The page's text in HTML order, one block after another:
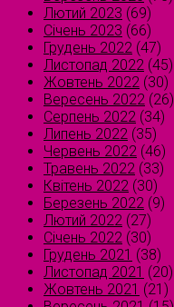
Лютий 2023 (69)
Січень 2023 (66)
Грудень 2022 (47)
Листопад 2022 (45)
Жовтень 2022 (30)
Вересень 2022 (26)
Серпень 2022 (34)
Липень 2022 (35)
Червень 2022 (46)
Травень 2022 (33)
Квітень 2022 (30)
Березень 2022 (9)
Лютий 2022 (27)
Січень 2022 (30)
Грудень 2021 (38)
Листопад 2021 (20)
Жовтень 2021 (21)